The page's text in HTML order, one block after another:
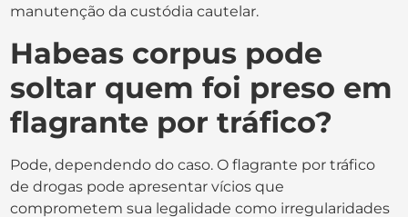
manutenção da custódia cautelar.
Habeas corpus pode
soltar quem foi preso em
flagrante por tráfico?
Pode, dependendo do caso. O flagrante por tráfico
de drogas pode apresentar vícios que
comprometem sua legalidade como irregularidades